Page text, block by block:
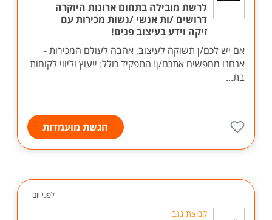
לרשת מובילה בתחום ארונות היוקרה
דרושים /ות אנשי /נשות מכירות עם
זיקה וידע בעיצוב פנים!
אם יש לכם/ן תשוקה לעיצוב, אהבה לעולם המכירות -
אנחנו מחפשים אתכם/ן! התפקיד כולל: ייעוץ וליווי לקוחות
בת...
הגשת מועמדות
לפני יום
קבוצת נגב